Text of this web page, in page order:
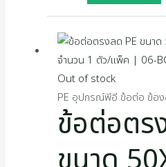
Out of stock
PE อุปกรณ์พีอี ข้อต่อ ข้อ
ข้อต่อตร